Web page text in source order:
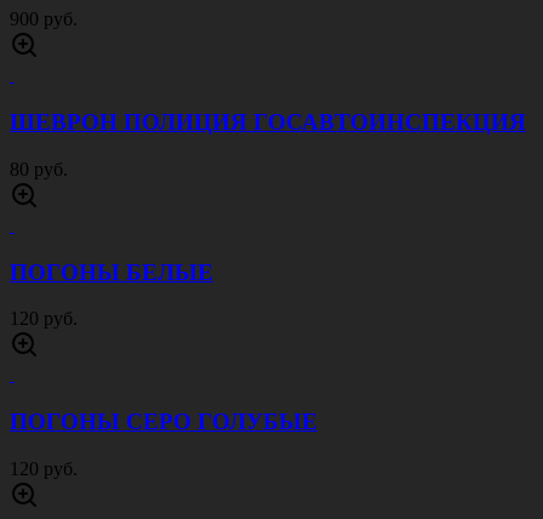
900 руб.
ШЕВРОН ПОЛИЦИЯ ГОСАВТОИНСПЕКЦИЯ
80 руб.
ПОГОНЫ БЕЛЫЕ
120 руб.
ПОГОНЫ СЕРО ГОЛУБЫЕ
120 руб.